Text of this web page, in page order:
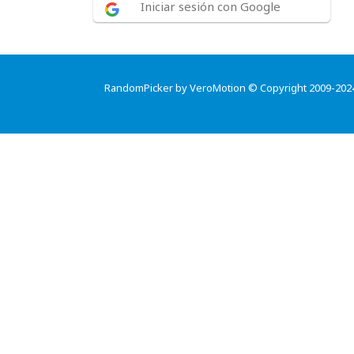
Iniciar sesión con Google
RandomPicker by VeroMotion © Copyright 2009-